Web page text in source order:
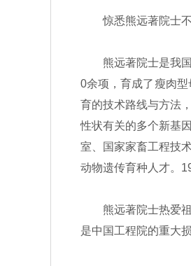
惊悉熊远著院士不
熊远著院士是我国
0余项，育成了瘦肉
育的技术路线与方法
性状有关的多个新基
室、国家家畜工程技
动物遗传育种人才。
熊远著院士热爱祖
是中国工程院的重大损